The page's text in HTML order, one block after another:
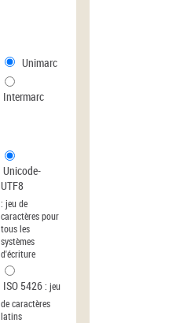
Unimarc
Intermarc
Unicode-
UTF8
: jeu de
caractères pour
tous les
systèmes
d'écriture
ISO 5426: jeu
de caractères
latins